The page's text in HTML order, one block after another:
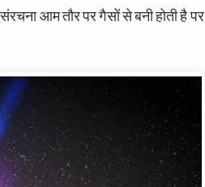
आम तौर पर गैसों से बनी होती है पर